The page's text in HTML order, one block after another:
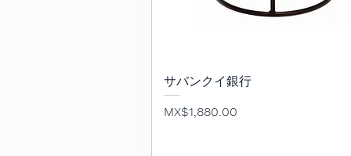
クイックビュー
サバンクイ銀行
価格
MX$1,880.00